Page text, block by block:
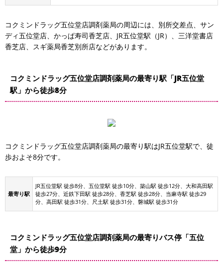
コクミンドラッグ五位堂店調剤薬局の周辺には、別所交差点、サン
ディ五位堂店、かっぱ寿司香芝店、JR五位堂駅（JR）、三洋堂書店
香芝店、スギ薬局香芝別所店などがあります。
コクミンドラッグ五位堂店調剤薬局の最寄り駅「JR五位堂
駅」から徒歩8分
コクミンドラッグ五位堂店調剤薬局の最寄り駅はJR五位堂駅で、徒
歩およそ8分です。
最寄り駅
JR五位堂駅 徒歩8分、五位堂駅 徒歩10分、築山駅 徒歩12分、大和高田駅
徒歩27分、近鉄下田駅 徒歩28分、香芝駅 徒歩28分、当麻寺駅 徒歩29
分、高田駅 徒歩31分、尺土駅 徒歩31分、磐城駅 徒歩31分
コクミンドラッグ五位堂店調剤薬局の最寄りバス停「五位
堂」から徒歩9分